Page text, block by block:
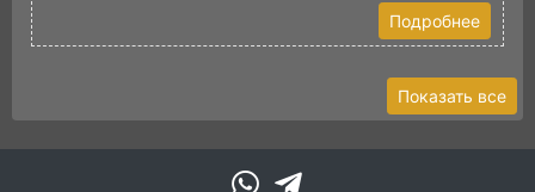
Подробнее
Показать все